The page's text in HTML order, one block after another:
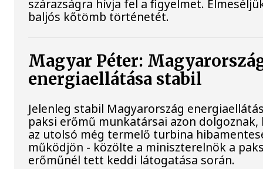
szárazságra hívja fel a figyelmet.
baljós kőtömb történetét.
Magyar Péter:
energiaellátása stabil
Jelenleg stabil Magyarország
paksi erőmű munkatársai azon dolgoznak,
az utolsó még termelő turbina
működjön - közölte a miniszterelnök a
erőműnél tett keddi látogatása során.